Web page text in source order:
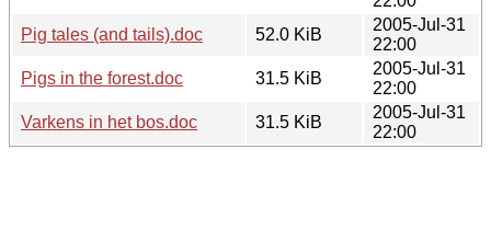
Pig tales (and tails).doc
52.0 KiB
2005-Jul-31
22:00
Pigs in the forest.doc
31.5 KiB
2005-Jul-31
22:00
Varkens in het bos.doc
31.5 KiB
2005-Jul-31
22:00